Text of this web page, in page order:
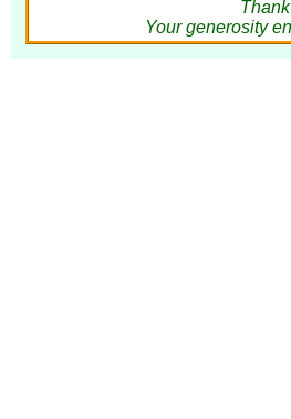
Your generosity